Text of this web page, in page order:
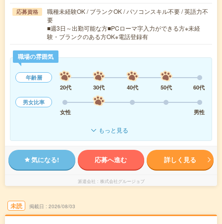
応募資格
職種未経験OK / ブランクOK / パソコンスキル不要 / 英語力不
要
■週3日～出勤可能な方■PCローマ字入力ができる方※未経
験・ブランクのある方OK※電話登録有
職場の雰囲気
年齢層
20代
30代 40代 50代
60代
男女比率
女性
男性
もっと見る
気になる! 応募へ進む 詳しく見る
派遣会社 株式会社グルージョブ
未読 掲載日 2026/08/03